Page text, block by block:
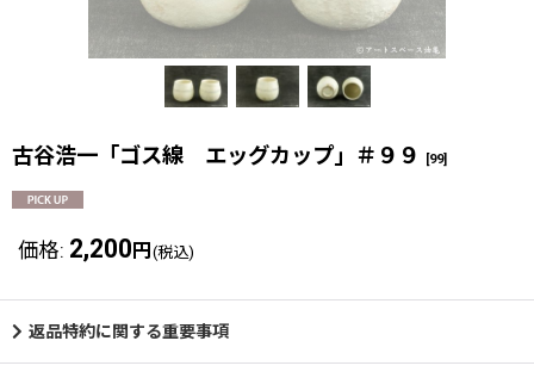
古谷浩一「ゴス線 エッグカップ」＃９９ [99]
価格: 2,200 円 (税込)
返品特約に関する重要事項